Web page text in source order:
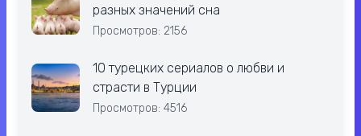
разных значений сна
Просмотров: 2156
10 турецких сериалов о любви и
страсти в Турции
Просмотров: 4516